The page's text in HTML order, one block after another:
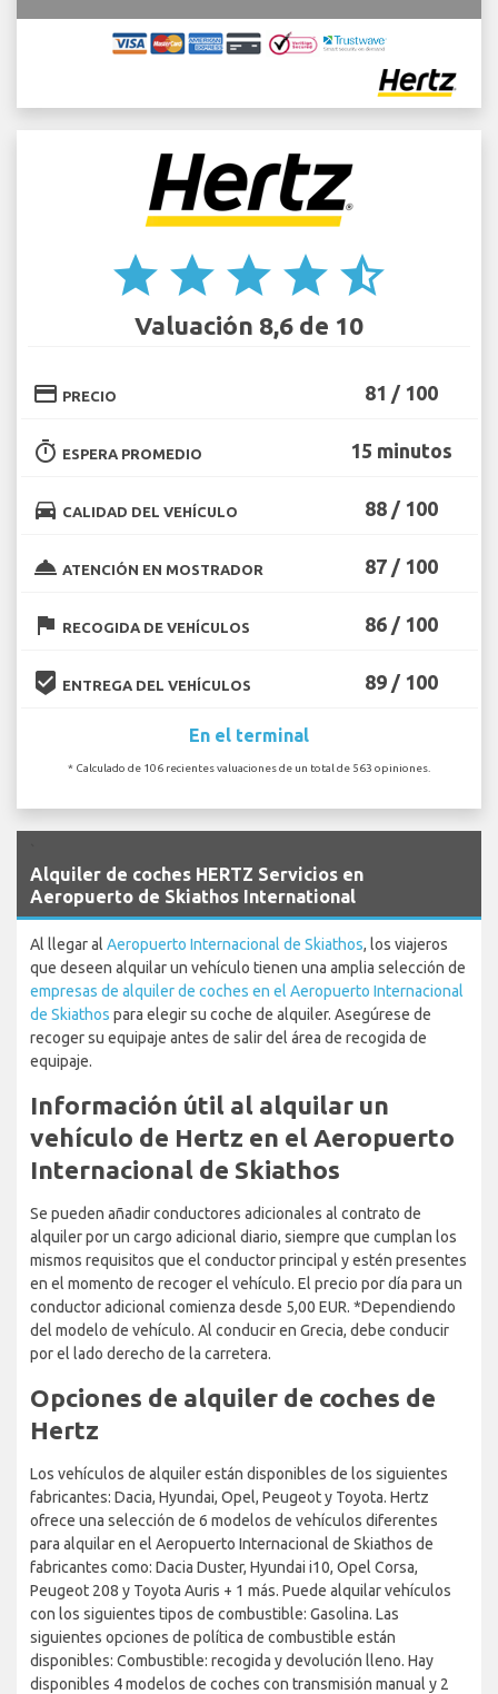
star star star star star_half
Valuación 8,6 de 10
credit_card PRECIO 81 / 100
timer ESPERA PROMEDIO 15 minutos
directions_car CALIDAD DEL VEHÍCULO 88 / 100
room_service ATENCIÓN EN MOSTRADOR 87 / 100
flag RECOGIDA DE VEHÍCULOS 86 / 100
beenhere ENTREGA DEL VEHÍCULOS 89 / 100
En el terminal
* Calculado de 106 recientes valuaciones de un total de 563 opiniones.
Alquiler de coches HERTZ Servicios en
Aeropuerto de Skiathos International
Al llegar al Aeropuerto Internacional de Skiathos, los viajeros
que deseen alquilar un vehículo tienen una amplia selección de
empresas de alquiler de coches en el Aeropuerto Internacional
de Skiathos para elegir su coche de alquiler. Asegúrese de
recoger su equipaje antes de salir del área de recogida de
equipaje.
Información útil al alquilar un
vehículo de Hertz en el Aeropuerto
Internacional de Skiathos
Se pueden añadir conductores adicionales al contrato de
alquiler por un cargo adicional diario, siempre que cumplan los
mismos requisitos que el conductor principal y estén presentes
en el momento de recoger el vehículo. El precio por día para un
conductor adicional comienza desde 5,00 EUR. *Dependiendo
del modelo de vehículo. Al conducir en Grecia, debe conducir
por el lado derecho de la carretera.
Opciones de alquiler de coches de
Hertz
Los vehículos de alquiler están disponibles de los siguientes
fabricantes: Dacia, Hyundai, Opel, Peugeot y Toyota. Hertz
ofrece una selección de 6 modelos de vehículos diferentes
para alquilar en el Aeropuerto Internacional de Skiathos de
fabricantes como: Dacia Duster, Hyundai i10, Opel Corsa,
Peugeot 208 y Toyota Auris + 1 más. Puede alquilar vehículos
con los siguientes tipos de combustible: Gasolina. Las
siguientes opciones de política de combustible están
disponibles: Combustible: recogida y devolución lleno. Hay
disponibles 4 modelos de coches con transmisión manual y 2